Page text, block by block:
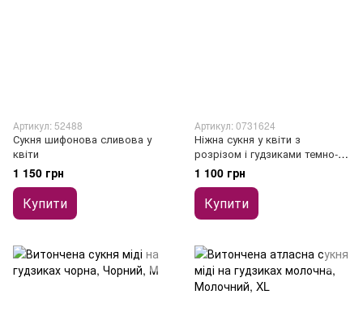
Артикул: 52488
Сукня шифонова сливова у
квіти
1 150 грн
Купити
Артикул: 0731624
Ніжна сукня у квіти з
розрізом і гудзиками темно-
синя
1 100 грн
Купити